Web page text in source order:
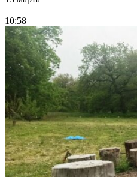
10:58